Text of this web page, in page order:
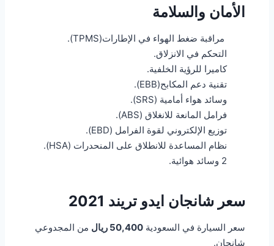
الأمان والسلامة
مراقبة ضغط الهواء في الإطارات(TPMS).
التحكم في الانزلاق.
كاميرا للرؤية الخلفية.
تقنية دعم المكابح(EBB).
وسائد هواء أمامية (SRS).
فرامل المانعة للانغلاق (ABS).
توزيع الإلكتروني لقوة الفرامل (EBD).
نظام المساعدة للانطلاق على المنحدرات (HSA).
2 وسائد هوائية.
سعر شانجان ايدو تريند 2021
سعر السيارة في السعودية 50,400 ريال من المجدوعي
شانجان.